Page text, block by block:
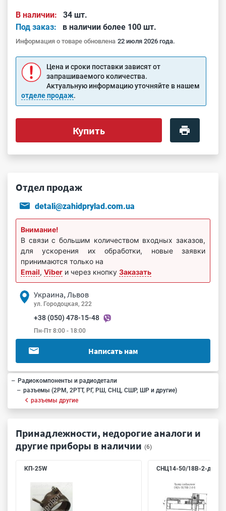
В наличии:
34 шт.
Под заказ:
в наличии более 100 шт.
Информация о товаре обновлена 22 июля 2026 года.
Цена и сроки поставки зависят от
запрашиваемого количества.
Актуальную информацию уточняйте в нашем
отделе продаж.
Купить
Отдел продаж
detali@zahidprylad.com.ua
Внимание!
В связи с большим количеством входных заказов,
для ускорения их обработки, новые заявки
принимаются только на
Email, Viber и через кнопку Заказать
Украина, Львов
ул. Городоцкая, 222
+38 (050) 478-15-48
Пн-Пт 8:00 - 18:00
Написать нам
Радиокомпоненты и радиодетали
разъемы (2РМ, 2РТТ, РГ, РШ, СНЦ, СШР, ШР и другие)
разъемы другие
Принадлежности, недорогие аналоги и
другие приборы в наличии (6)
КП-25W СНЦ14-50/18В-2-д-В